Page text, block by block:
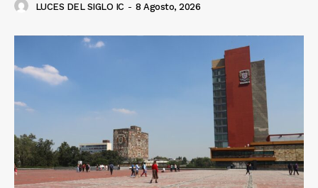
LUCES DEL SIGLO IC - 8 Agosto, 2026